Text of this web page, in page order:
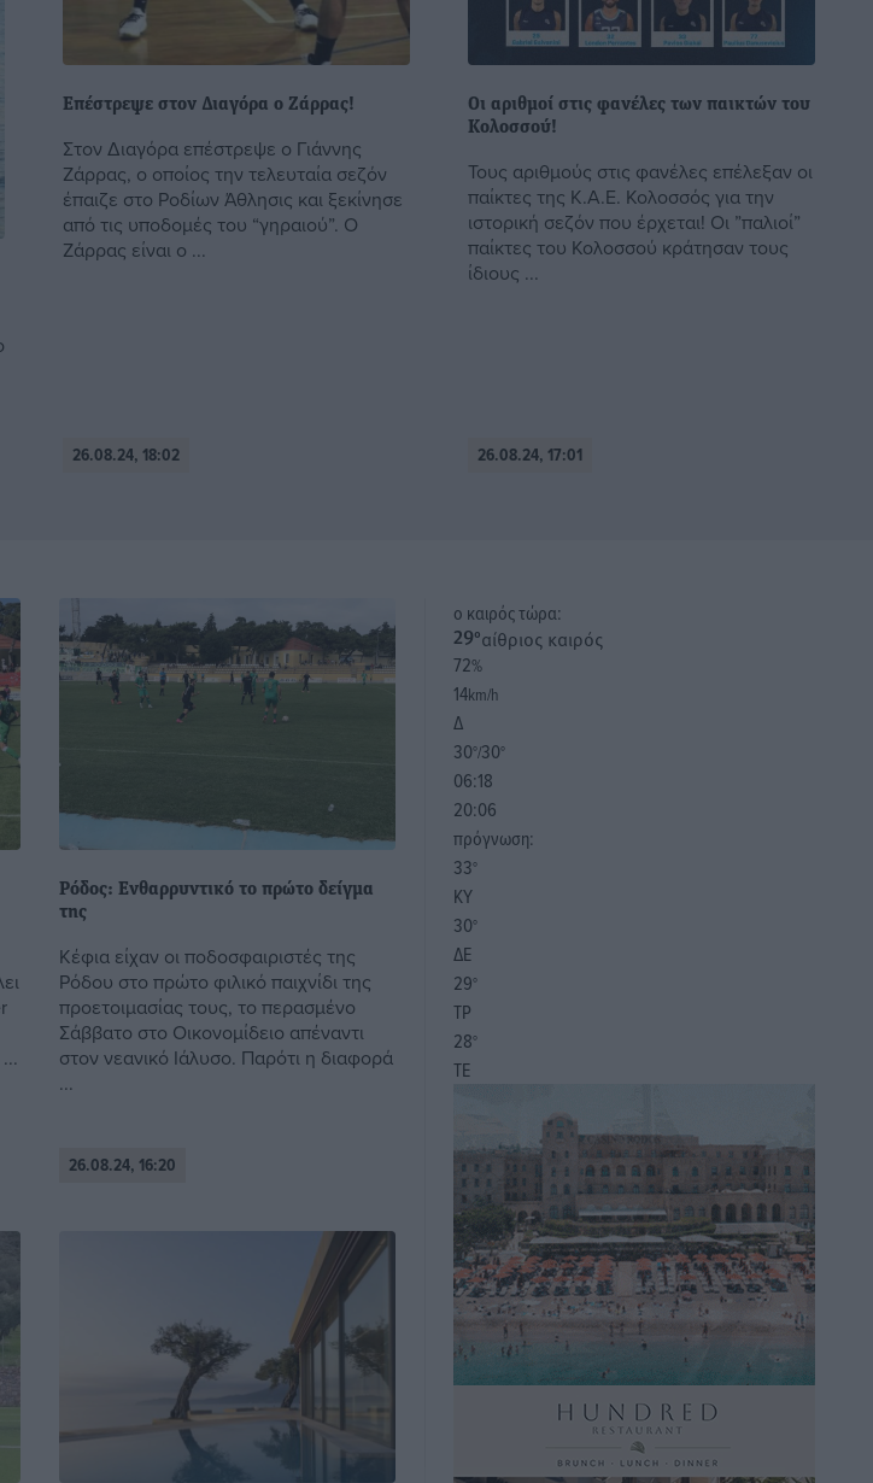
Επέστρεψε στον Διαγόρα ο Ζάρρας!
Στον Διαγόρα επέστρεψε ο Γιάννης
Ζάρρας, ο οποίος την τελευταία σεζόν
έπαιζε στο Ροδίων Άθλησις και ξεκίνησε
από τις υποδομές του “γηραιού”. Ο
Ζάρρας είναι ο ...
26.08.24, 18:02
Οι αριθμοί στις φανέλες των παικτών του
Κολοσσού!
Τους αριθμούς στις φανέλες επέλεξαν οι
παίκτες της Κ.Α.Ε. Κολοσσός για την
ιστορική σεζόν που έρχεται! Οι ”παλιοί”
παίκτες του Κολοσσού κράτησαν τους
ίδιους ...
26.08.24, 17:01
Ρόδος: Ενθαρρυντικό το πρώτο δείγμα
της
Κέφια είχαν οι ποδοσφαιριστές της
Ρόδου στο πρώτο φιλικό παιχνίδι της
προετοιμασίας τους, το περασμένο
Σάββατο στο Οικονομίδειο απέναντι
στον νεανικό Ιάλυσο. Παρότι η διαφορά
...
26.08.24, 16:20
o καιρός τώρα:
29°αίθριος καιρός
72%
14km/h
Δ
30°/30°
06:18
20:06
πρόγνωση:
33°
ΚΥ
30°
ΔΕ
29°
ΤΡ
28°
ΤΕ